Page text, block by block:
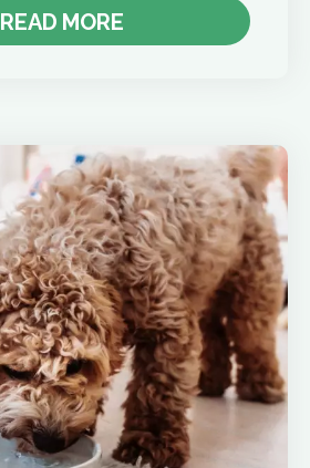
READ MORE